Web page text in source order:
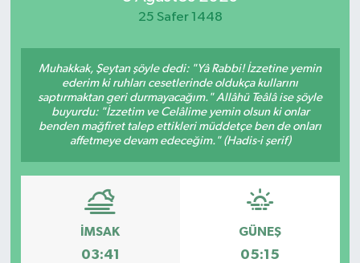
25 Safer 1448
Muhakkak, Şeytan şöyle dedi: "Yâ Rabbi! İzzetine yemin
ederim ki ruhları cesetlerinde oldukça kullarını
saptırmaktan geri durmayacağım." Allâhü Teâlâ ise şöyle
buyurdu: "İzzetim ve Celâlime yemin olsun ki onlar
benden mağfiret talep ettikleri müddetçe ben de onları
affetmeye devam edeceğim." (Hadis-i şerif)
İMSAK
03:41
GÜNEŞ
05:15